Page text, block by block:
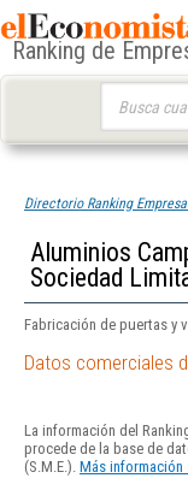
Ranking de
Directorio Ranking
Aluminios
Sociedad
Fabricación de puertas y
Datos comerciales
La información del
procede de la base de
(S.M.E.). Más información